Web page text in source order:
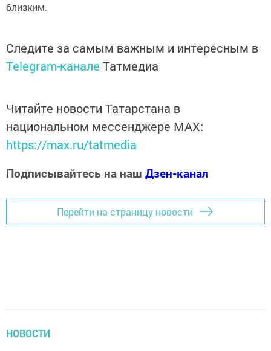
близким.
Следите за самым важным и интересным в
Telegram-канале Татмедиа
Читайте новости Татарстана в
национальном мессенджере MАХ:
https://max.ru/tatmedia
Подписывайтесь на наш Дзен-канал
Перейти на страницу новости
НОВОСТИ